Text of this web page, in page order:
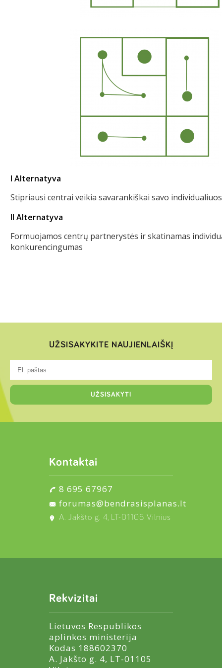
I Alternatyva
Stipriausi centrai veikia savarankiškai savo
II Alternatyva
Formuojamos centrų partnerystės ir skatinamas
konkurencingumas
UŽSISAKYKITE NAUJIENLAIŠKĮ
Kontaktai
8 695 67967
forumas@bendrasisplanas.lt
A. Jakšto g. 4, LT-01105 Vilnius
Rekvizitai
Lietuvos Respublikos
aplinkos ministerija
Kodas 188602370
A. Jakšto g. 4, LT-01105